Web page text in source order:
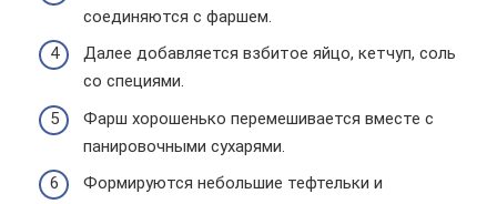
соединяются с фаршем.
Далее добавляется взбитое яйцо, кетчуп, соль
со специями.
Фарш хорошенько перемешивается вместе с
панировочными сухарями.
Формируются небольшие тефтельки и